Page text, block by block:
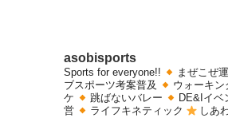
asobisports
Sports for everyone!! まぜこぜ
ブスポーツ考案普及
ウォーキン
ケ
跳ばないバレー
DE&Iイベ
営
ライフキネティック しあ